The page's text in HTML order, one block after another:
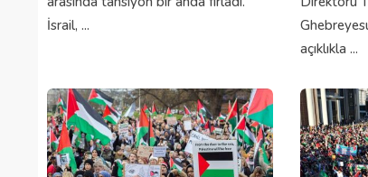
İsrail, ...
açıklıkla ...